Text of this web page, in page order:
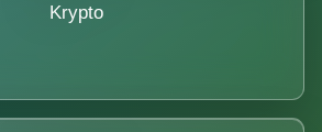
Krypto